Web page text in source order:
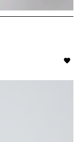
